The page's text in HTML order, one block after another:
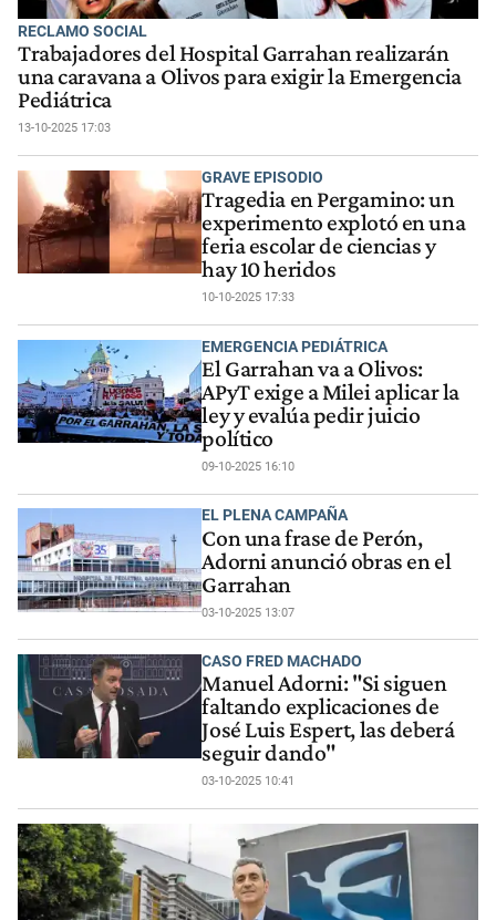
RECLAMO SOCIAL
Trabajadores del Hospital Garrahan realizarán
una caravana a Olivos para exigir la Emergencia
Pediátrica
13-10-2025 17:03
GRAVE EPISODIO
Tragedia en Pergamino: un
experimento explotó en una
feria escolar de ciencias y
hay 10 heridos
10-10-2025 17:33
EMERGENCIA PEDIÁTRICA
El Garrahan va a Olivos:
APyT exige a Milei aplicar la
ley y evalúa pedir juicio
político
09-10-2025 16:10
EL PLENA CAMPAÑA
Con una frase de Perón,
Adorni anunció obras en el
Garrahan
03-10-2025 13:07
CASO FRED MACHADO
Manuel Adorni: "Si siguen
faltando explicaciones de
José Luis Espert, las deberá
seguir dando"
03-10-2025 10:41